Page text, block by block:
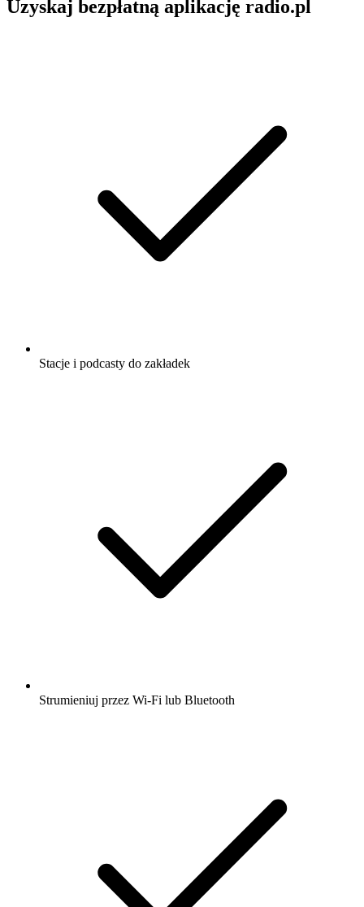
Uzyskaj bezpłatną aplikację radio.pl
Stacje i podcasty do zakładek
Strumieniuj przez Wi-Fi lub Bluetooth